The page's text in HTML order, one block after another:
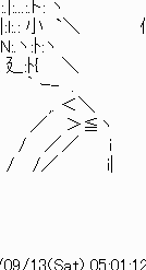
: ヽ
何も話聞
ﾄ:ヽ
:ﾄ{ ＼
ｰ- .
＜＼
＞≦ヽ
／／ i
/ /／ i|
13(Sat)